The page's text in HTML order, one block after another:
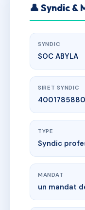
👤 Syndic &
SYNDIC
SOC ABYLA
SIRET SYNDIC
TYPE
Syndic
MANDAT
un mandat